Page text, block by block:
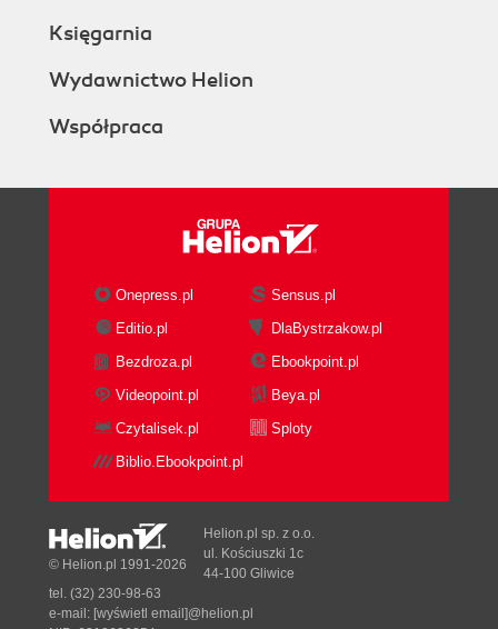
Księgarnia
Wydawnictwo Helion
Współpraca
Onepress.pl
Sensus.pl
Editio.pl
DlaBystrzakow.pl
Bezdroza.pl
Ebookpoint.pl
Videopoint.pl
Beya.pl
Czytalisek.pl
Sploty
Biblio.Ebookpoint.pl
© Helion.pl 1991-2026
Helion.pl sp. z o.o.
ul. Kościuszki 1c
44-100 Gliwice
tel. (32) 230-98-63
e-mail: [wyświetl email]@helion.pl